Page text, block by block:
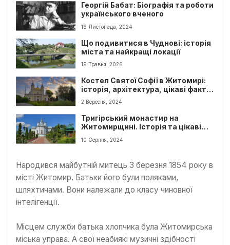
Георгій Бабат: Біографія та роботи
українського вченого
16 Листопада, 2024
Що подивитися в Чуднові: історія
міста та найкращі локації
19 Травня, 2026
Костел Святої Софії в Житомирі:
історія, архітектура, цікаві факти
та як дістатися
2 Вересня, 2024
Тригірський монастир на
Житомирщині. Історія та цікаві
факти
10 Серпня, 2024
Народився майбутній митець 3 березня 1854 року в
місті Житомир. Батьки його були поляками,
шляхтичами. Вони належали до класу чиновної
інтелігенції.
Місцем служби батька хлопчика була Житомирська
міська управа. А свої неабиякі музичні здібності